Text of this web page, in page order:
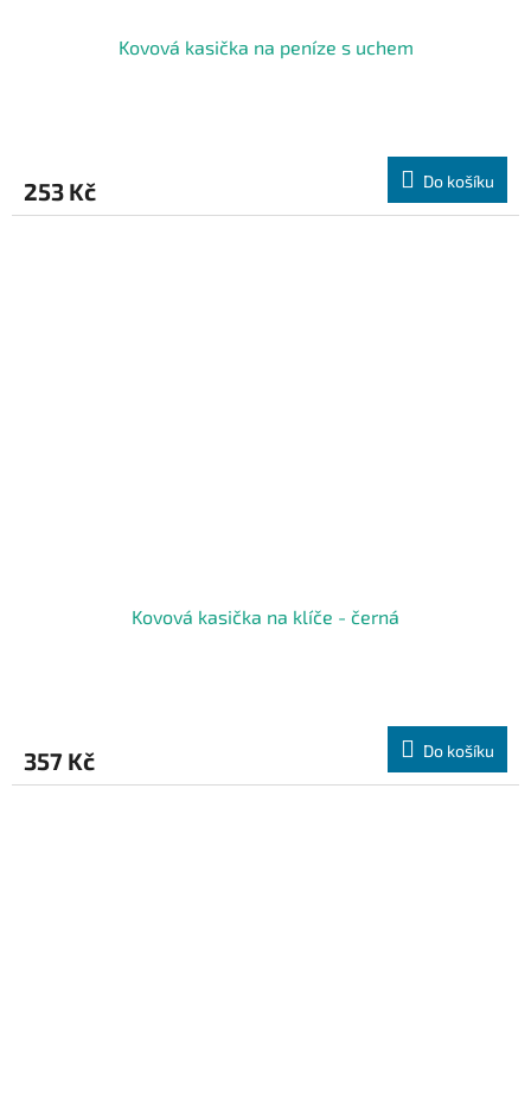
Kovová kasička na peníze s uchem
253 Kč Do košíku
Kovová kasička na klíče - černá
357 Kč Do košíku